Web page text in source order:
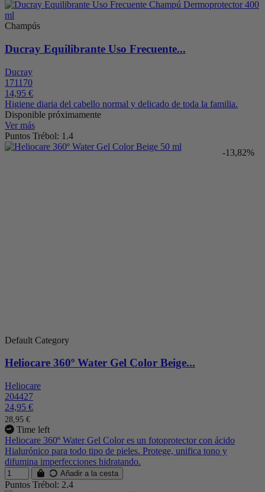
Champús
Ducray Equilibrante Uso Frecuente...
Ducray
171170
14,95 €
Higiene diaria del cabello normal y delicado de toda la familia.
Disponible próximamente
Ver más
Puntos Trébol: 1.4
-13,82%
Default Category
Heliocare 360º Water Gel Color Beige...
Heliocare
204427
24,95 €
28,95 €
Time left
Heliocare 360º Water Gel Color es un fotoprotector con ácido
Hialurónico para todo tipo de pieles. Protege, unifica tono y
difumina imperfecciones hidratando.
Añadir a la cesta
Puntos Trébol: 2.4